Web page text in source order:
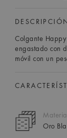
Colgante
engastado con
móvil con un
Material
Oro